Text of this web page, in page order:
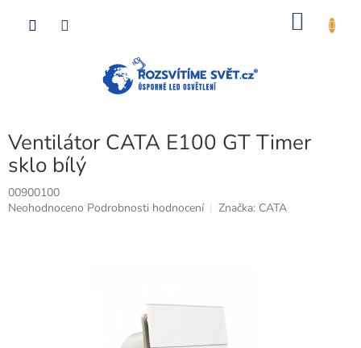
Ventilátor CATA E100 GT Timer
sklo bílý
00900100
Průměrné
Neohodnoceno Podrobnosti hodnocení Značka: CATA